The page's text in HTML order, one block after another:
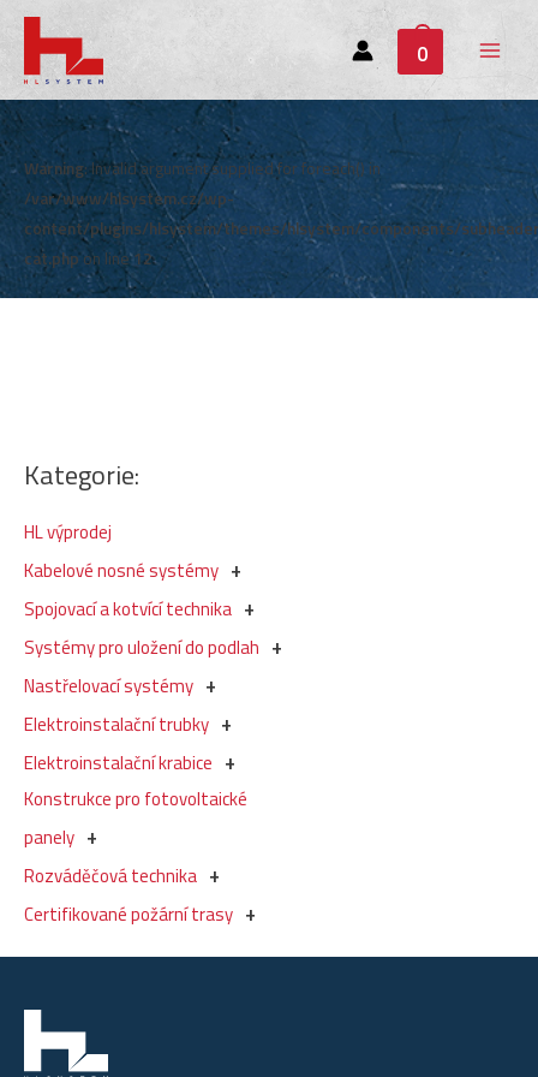
0
Main
Menu
Kategorie:
HL výprodej
Kabelové nosné systémy
Spojovací a kotvící technika
Systémy pro uložení do podlah
Nastřelovací systémy
Elektroinstalační trubky
Elektroinstalační krabice
Konstrukce pro fotovoltaické
panely
Rozváděčová technika
Certifikované požární trasy
Warning: Invalid argument supplied for foreach() in
/var/www/hlsystem.cz/wp-
content/plugins/hlsystem/themes/hlsystem/components/
cat.phpon line12